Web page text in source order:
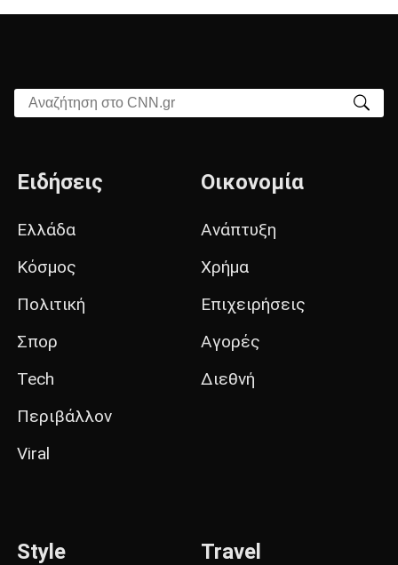
Αναζήτηση στο CNN.gr
Ειδήσεις
Ελλάδα
Κόσμος
Πολιτική
Σπορ
Tech
Περιβάλλον
Viral
Οικονομία
Ανάπτυξη
Χρήμα
Επιχειρήσεις
Αγορές
Διεθνή
Style Travel